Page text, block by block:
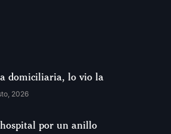
domiciliaria, lo vio la
2026
por un anillo